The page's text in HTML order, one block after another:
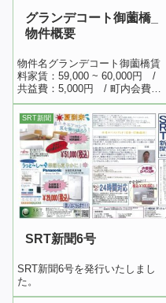
グランデコート御薗橋_
物件概要
物件名グランデコート御薗橋賃
料家賃：59,000 ~ 60,000円 /
共益費：5,000円 / 町内会費：
500円 / 水道代：実費 / 敷金：な
し / 礼金：家賃2ヵ月分 /
更新料：家賃１ヶ月分（２年更
新） / 更新事務手数料：10...
SRT新聞
SRT新聞6号
SRT新聞6号を発行いたしまし
た。